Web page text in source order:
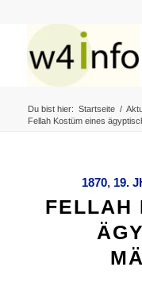
Du bist hier: Startseite /
Fellah Kostüm eines
1870, 19.
FELLAH